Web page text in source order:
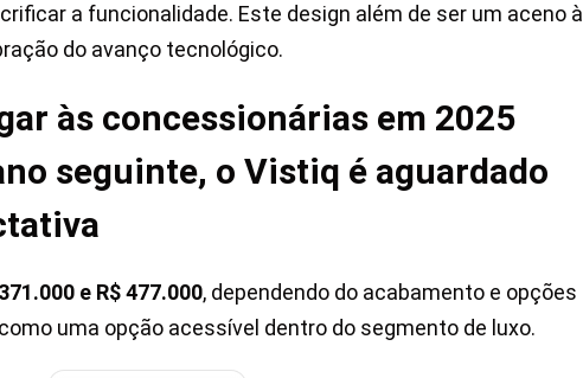
a funcionalidade. Este design além de ser um aceno à
do avanço tecnológico.
às concessionárias em 2025
seguinte, o Vistiq é aguardado
e R$ 477.000, dependendo do acabamento e opções
uma opção acessível dentro do segmento de luxo.